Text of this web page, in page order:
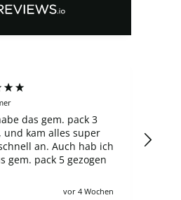
gem. pack 3
alles super
Auch hab ich
5 gezogen
vor 4 Wochen
finde ich